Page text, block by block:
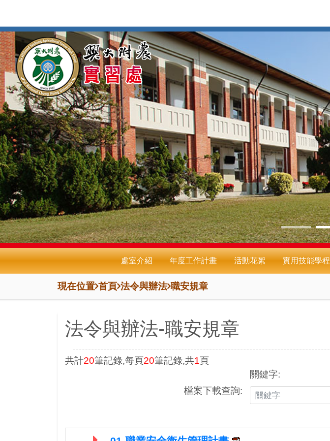
到
主
要
內
容
區
處室介紹 年度工作計畫 活動花絮 實用技能學程
現在位置 首頁 法令與辦法 職安規章
法令與辦法-職安規章
共計20筆記錄,每頁20筆記錄,共1頁
檔案下載查詢:
關鍵字: